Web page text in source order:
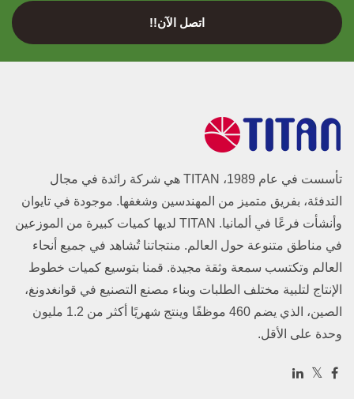
اتصل الآن!!
تأسست في عام 1989، TITAN هي شركة رائدة في مجال
التدفئة، بفريق متميز من المهندسين وشغفها. موجودة في تايوان
وأنشأت فرعًا في ألمانيا. TITAN لديها كميات كبيرة من الموزعين
في مناطق متنوعة حول العالم. منتجاتنا تُشاهد في جميع أنحاء
العالم وتكتسب سمعة وثقة مجيدة. قمنا بتوسيع كميات خطوط
الإنتاج لتلبية مختلف الطلبات وبناء مصنع التصنيع في قوانغدونغ،
الصين، الذي يضم 460 موظفًا وينتج شهريًا أكثر من 1.2 مليون
وحدة على الأقل.